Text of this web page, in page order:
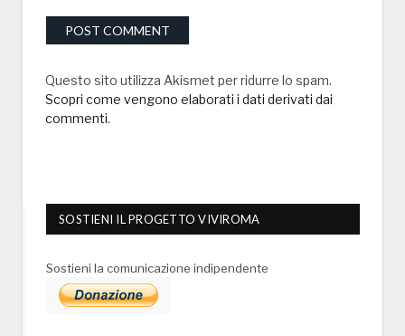
Questo sito utilizza Akismet per ridurre lo spam.
Scopri come vengono elaborati i dati derivati dai
commenti.
SOSTIENI IL PROGETTO VIVIROMA
Sostieni la comunicazione indipendente